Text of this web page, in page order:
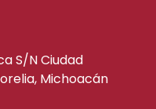
S/N Ciudad
Michoacán